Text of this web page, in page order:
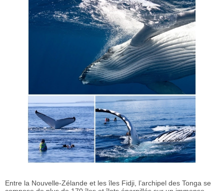
Entre la Nouvelle-Zélande et les îles Fidji, l’archipel des Tonga se